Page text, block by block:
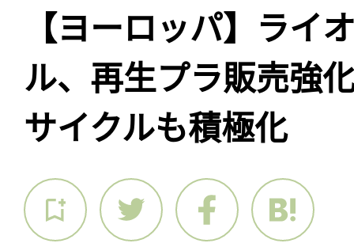
【ヨーロッパ】ライ
ル、再生プラ販売強
サイクルも積極化